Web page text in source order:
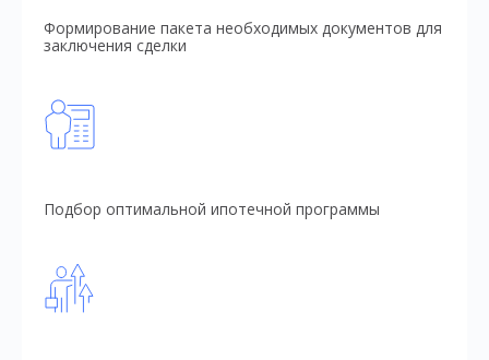
Формирование пакета необходимых документов для
заключения сделки
Подбор оптимальной ипотечной программы